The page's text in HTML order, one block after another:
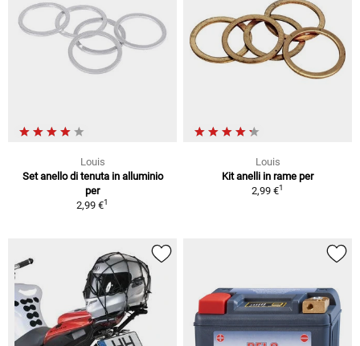
Louis
Set anello di tenuta in alluminio
per
2,99 €1
Louis
Kit anelli in rame per
2,99 €1